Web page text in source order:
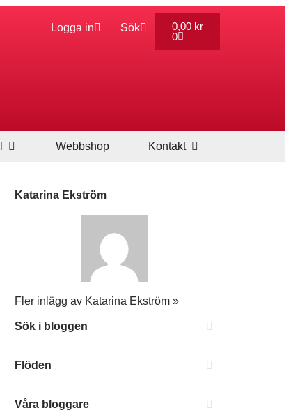
Logga in Sök 0,00 kr
0
Webbshop Kontakt
Katarina Ekström
Fler inlägg av Katarina Ekström »
Sök i bloggen
Flöden
Våra bloggare